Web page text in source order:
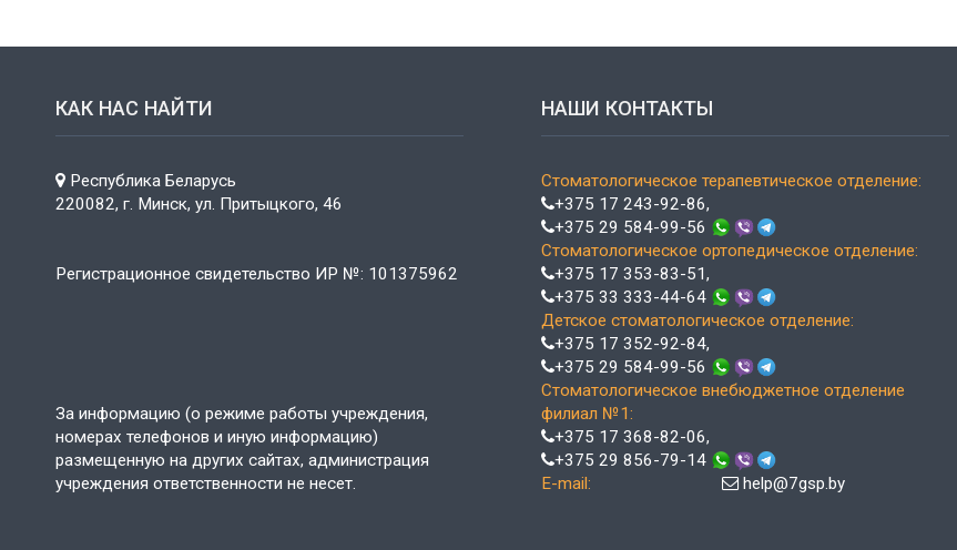
КАК НАС НАЙТИ
Республика Беларусь
220082, г. Минск, ул. Притыцкого, 46
Регистрационное свидетельство ИР №: 101375962
За информацию (о режиме работы учреждения,
номерах телефонов и иную информацию)
размещенную на других сайтах, администрация
учреждения ответственности не несет.
НАШИ КОНТАКТЫ
Стоматологическое терапевтическое отделение:
+375 17 243-92-86,
+375 29 584-99-56
Стоматологическое ортопедическое отделение:
+375 17 353-83-51,
+375 33 333-44-64
Детское стоматологическое отделение:
+375 17 352-92-84,
+375 29 584-99-56
Стоматологическое внебюджетное отделение
филиал №1:
+375 17 368-82-06,
+375 29 856-79-14
E-mail:
help@7gsp.by